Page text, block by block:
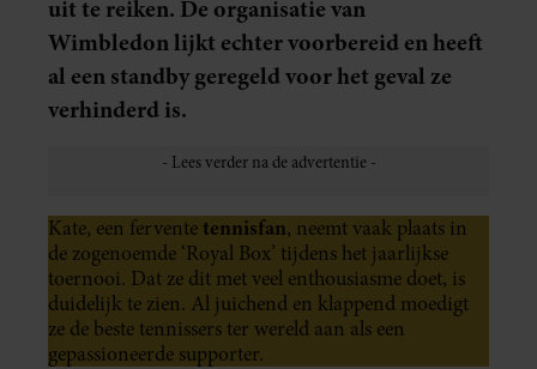
uit te reiken. De organisatie van
Wimbledon lijkt echter voorbereid en heeft
al een standby geregeld voor het geval ze
verhinderd is.
Kate, een fervente tennisfan, neemt vaak plaats in
de zogenoemde ‘Royal Box’ tijdens het jaarlijkse
toernooi. Dat ze dit met veel enthousiasme doet, is
duidelijk te zien. Al juichend en klappend moedigt
ze de beste tennissers ter wereld aan als een
gepassioneerde supporter.